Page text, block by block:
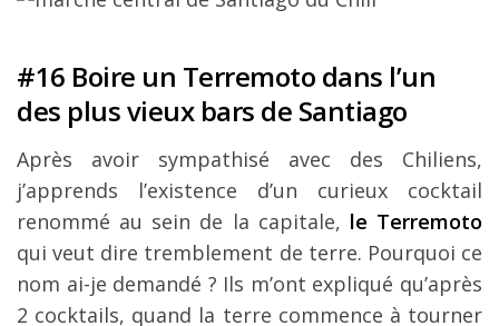
#16 Boire un Terremoto dans l’un
des plus vieux bars de Santiago
Après avoir sympathisé avec des Chiliens,
j’apprends l’existence d’un curieux cocktail
renommé au sein de la capitale, le Terremoto
qui veut dire tremblement de terre. Pourquoi ce
nom ai-je demandé ? Ils m’ont expliqué qu’après
2 cocktails, quand la terre commence à tourner